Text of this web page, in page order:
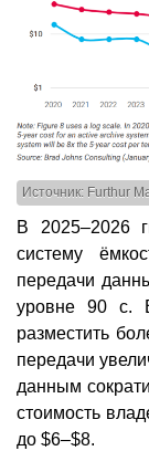
Источник: Furthur
В 2025–2026
систему
передачи
уровне 90 с.
разместить
передачи
данным
стоимость
до $6–$8.